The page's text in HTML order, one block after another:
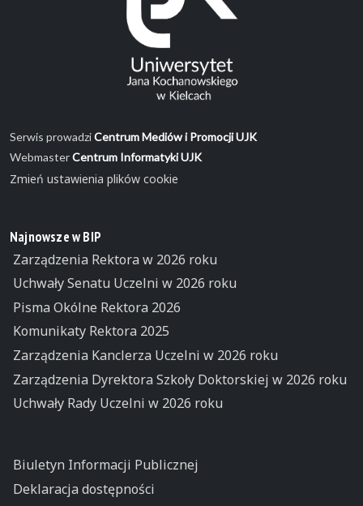
Serwis prowadziCentrum Mediów i Promocji UJK
WebmasterCentrum Informatyki UJK
Zmień ustawienia plików cookie
Najnowsze w BIP
Zarządzenia Rektora w 2026 roku
Uchwały Senatu Uczelni w 2026 roku
Pisma Okólne Rektora 2026
Komunikaty Rektora 2025
Zarządzenia Kanclerza Uczelni w 2026 roku
Zarządzenia Dyrektora Szkoły Doktorskiej w 2026 roku
Uchwały Rady Uczelni w 2026 roku
Biuletyn Informacji Publicznej
Deklaracja dostępności